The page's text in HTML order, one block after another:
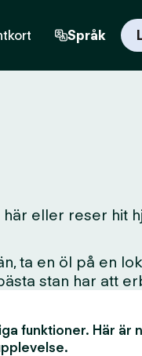
Språk
eller reser hit
ta en öl på en
stan har att
funktioner. Här är